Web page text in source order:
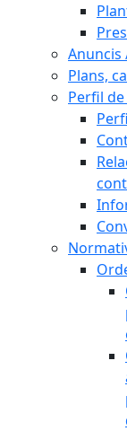
Anuncis
Plans,
Perfil